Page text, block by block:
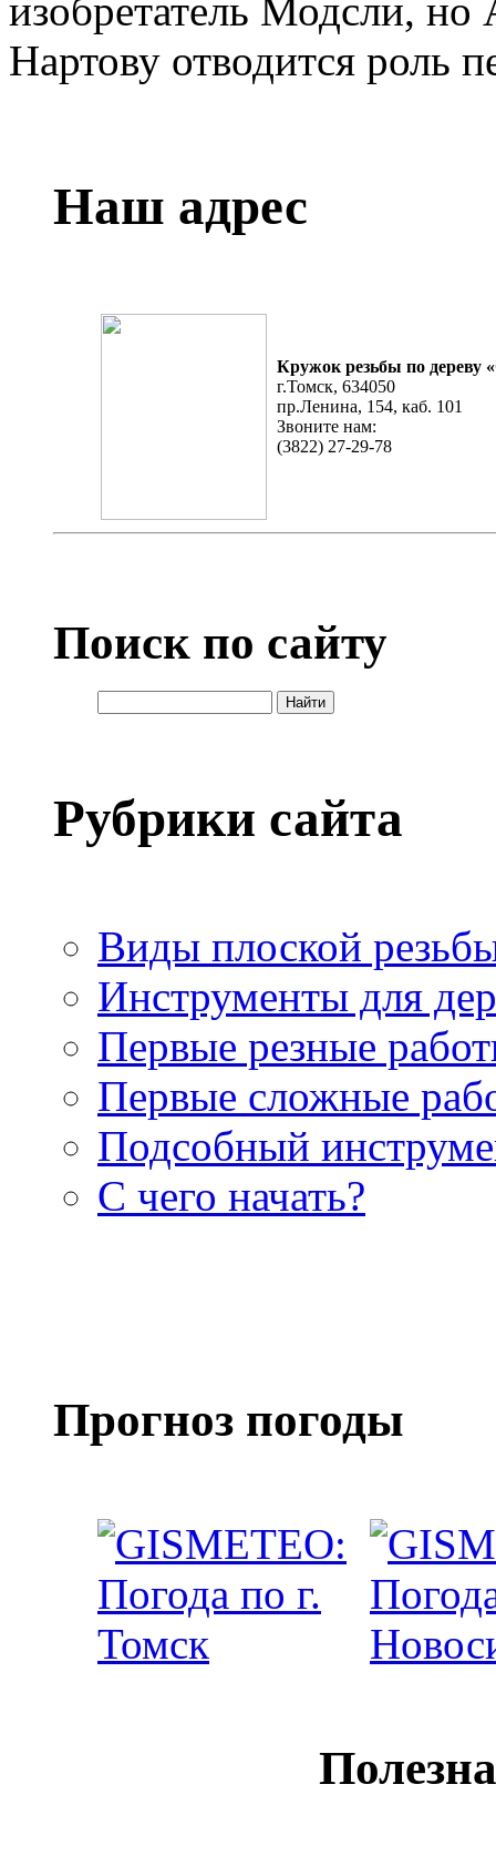
изобретатель Модсли,
Нартову отводится роль
Наш адрес
Кружок резьбы по дереву
г.Томск, 634050
пр.Ленина, 154, каб​. 101
Звоните нам:
(3822) 27-29-78
Поиск по сайту
Рубрики сайта
Виды плоской
Инструменты для
Первые резные
Первые сложные
Подсобный
С чего начать?
Прогноз погоды